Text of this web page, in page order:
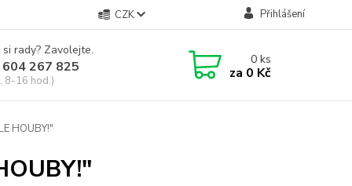
CZK Přihlášení
rady? Zavolejte.
267 825
8-16 hod.)
0ks
za 0 Kč
HOUBY!"